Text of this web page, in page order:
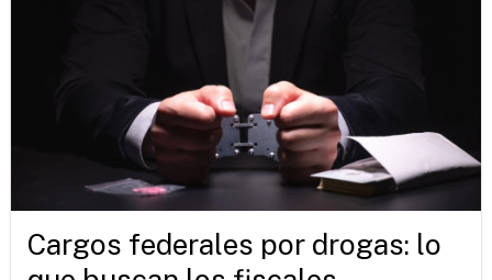
Cargos federales por drogas: lo